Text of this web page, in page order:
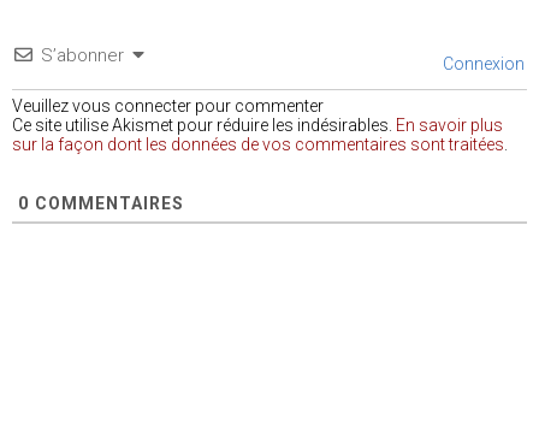
S’abonner Connexion
Veuillez vous connecter pour commenter
Ce site utilise Akismet pour réduire les indésirables. En savoir plus
sur la façon dont les données de vos commentaires sont traitées
0 COMMENTAIRES